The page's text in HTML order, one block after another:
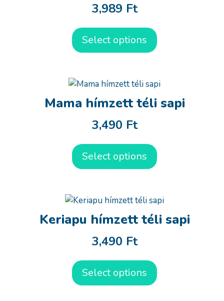
3,989 Ft
Select options
Mama hímzett téli sapi
3,490 Ft
Select options
Keriapu hímzett téli sapi
3,490 Ft
Select options